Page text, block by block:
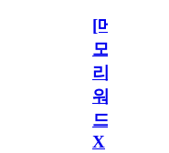
[메
모
리
워
드
X